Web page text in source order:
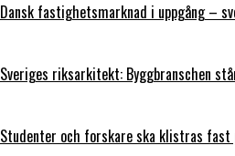
Dansk fastighetsmarknad i uppgång –
Sveriges riksarkitekt: Byggbranschen
Studenter och forskare ska klistras fast